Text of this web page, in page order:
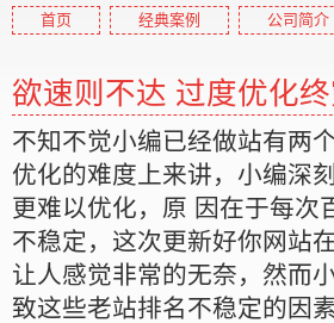
首页 经典案例 公司简介
欲速则不达 过度优化
不知不觉小编已经做站有两
优化的难度上来讲，小编深
更难以优化，原 因在于每次
不稳定，这次更新好你网站
让人感觉非常的无奈，然而
致这些老站排名不稳定的因